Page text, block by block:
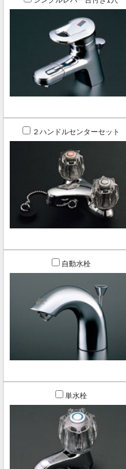
２ハンドルセンターセット
自動水栓
単水栓